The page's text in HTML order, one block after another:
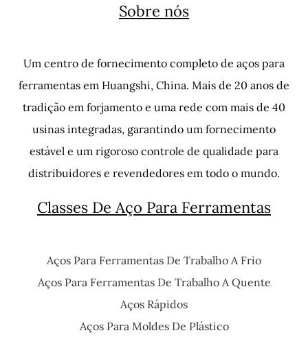
Sobre nós
Um centro de fornecimento completo de aços para
ferramentas em Huangshi, China. Mais de 20 anos de
tradição em forjamento e uma rede com mais de 40
usinas integradas, garantindo um fornecimento
estável e um rigoroso controle de qualidade para
distribuidores e revendedores em todo o mundo.
Classes De Aço Para Ferramentas
Aços Para Ferramentas De Trabalho A Frio
Aços Para Ferramentas De Trabalho A Quente
Aços Rápidos
Aços Para Moldes De Plástico